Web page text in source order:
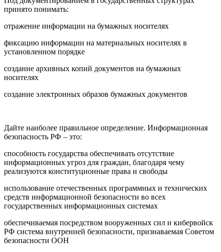
принято понимать:
отражение информации на бумажных носителях
фиксацию информации на материальных носителях в
установленном порядке
создание архивных копий документов на бумажных
носителях
создание электронных образов бумажных документов
Дайте наиболее правильное определение. Информационная
безопасность РФ – это:
способность государства обеспечивать отсутствие
информационных угроз для граждан, благодаря чему
реализуются конституционные права и свободы
использование отечественных программных и технических
средств информационной безопасности во всех
государственных информационных системах
обеспечиваемая посредством вооруженных сил и кибервойск
РФ система внутренней безопасности, признаваемая Советом
безопасности ООН